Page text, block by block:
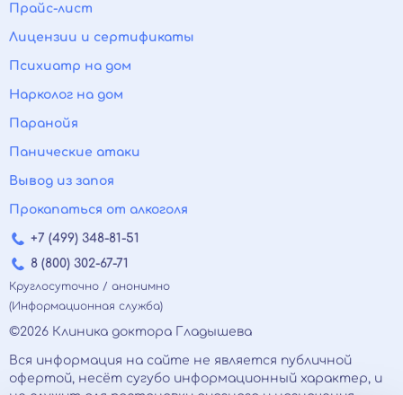
Прайс-лист
Лицензии и сертификаты
Психиатр на дом
Нарколог на дом
Паранойя
Панические атаки
Вывод из запоя
Прокапаться от алкоголя
+7 (499) 348-81-51
8 (800) 302-67-71
Круглосуточно / анонимно
(Информационная служба)
©2026 Клиника доктора Гладышева
Вся информация на сайте не является публичной
офертой, несёт сугубо информационный характер, и